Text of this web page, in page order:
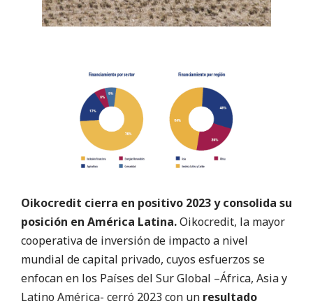
Oikocredit cierra en positivo 2023 y consolida su
posición en América Latina.Oikocredit, la mayor
cooperativa de inversión de impacto a nivel
mundial de capital privado, cuyos esfuerzos se
enfocan en los Países del Sur Global –África, Asia y
Latino América- cerró 2023 con un resultado